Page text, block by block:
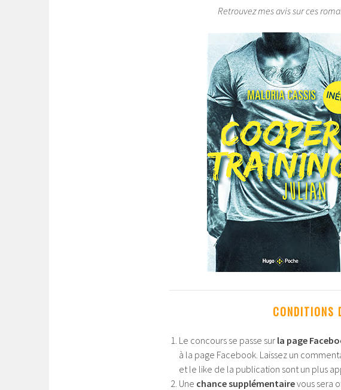
Retrouvez mes avis sur ces
CONDITIONS
Le concours se passe sur la page
à la page Facebook. Laissez un
et le like de la publication sont un plus
Une chance supplémentairevous sera